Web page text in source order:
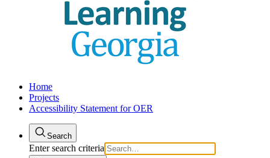
Home
Projects
Accessibility Statement for OER
Search
Enter search criteria